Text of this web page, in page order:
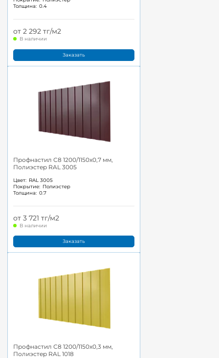
Толщина: 0.4
от 2 292 тг/м2
В наличии
Заказать
Профнастил С8 1200/1150x0,7 мм,
Полиэстер RAL 3005
Цвет: RAL 3005
Покрытие: Полиэстер
Толщина: 0.7
от 3 721 тг/м2
В наличии
Заказать
Профнастил С8 1200/1150x0,3 мм,
Полиэстер RAL 1018